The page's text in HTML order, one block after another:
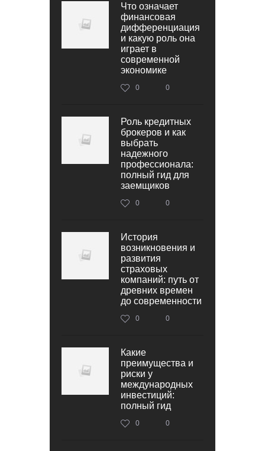
Что означает
финансовая
дифференциация
и какую роль она
играет в
современной
экономике
0 0
Роль кредитных
брокеров и как
выбрать
надежного
профессионала:
полный гид для
заемщиков
0 0
История
возникновения и
развития
страховых
компаний: путь от
древних времен
до современности
0 0
Какие
преимущества и
риски у
международных
инвестиций:
полный гид
0 0